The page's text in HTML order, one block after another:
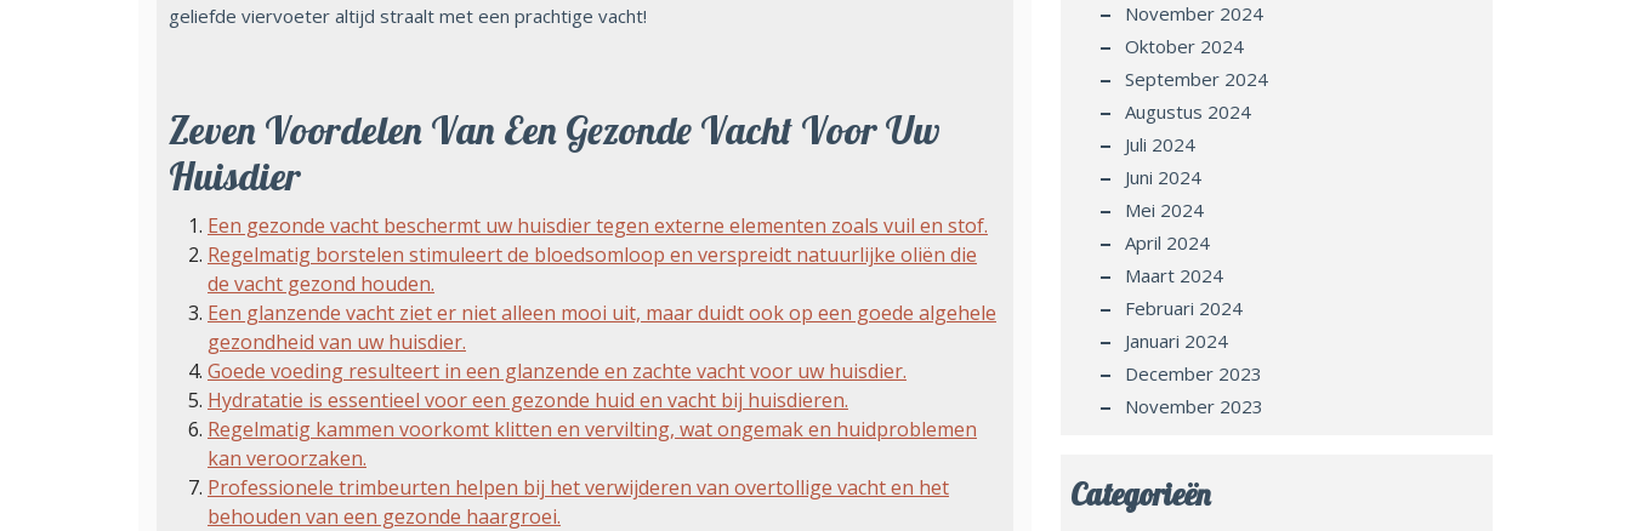
geliefde viervoeter altijd straalt met een prachtige vacht!
Zeven Voordelen Van Een Gezonde Vacht Voor Uw
Huisdier
Een gezonde vacht beschermt uw huisdier tegen externe elementen zoals vuil en stof.
Regelmatig borstelen stimuleert de bloedsomloop en verspreidt natuurlijke oliën die
de vacht gezond houden.
Een glanzende vacht ziet er niet alleen mooi uit, maar duidt ook op een goede algehele
gezondheid van uw huisdier.
Goede voeding resulteert in een glanzende en zachte vacht voor uw huisdier.
Hydratatie is essentieel voor een gezonde huid en vacht bij huisdieren.
Regelmatig kammen voorkomt klitten en vervilting, wat ongemak en huidproblemen
kan veroorzaken.
Professionele trimbeurten helpen bij het verwijderen van overtollige vacht en het
behouden van een gezonde haargroei.
November 2024
Oktober 2024
September 2024
Augustus 2024
Juli 2024
Juni 2024
Mei 2024
April 2024
Maart 2024
Februari 2024
Januari 2024
December 2023
November 2023
Categorieën